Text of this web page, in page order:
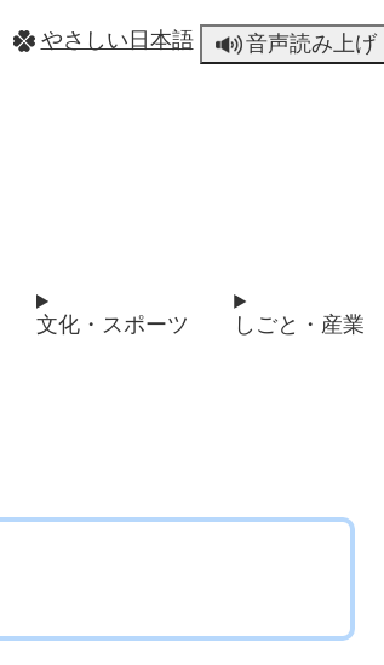
やさしい日本語 音声読み上げ
文化・スポーツ しごと・産業